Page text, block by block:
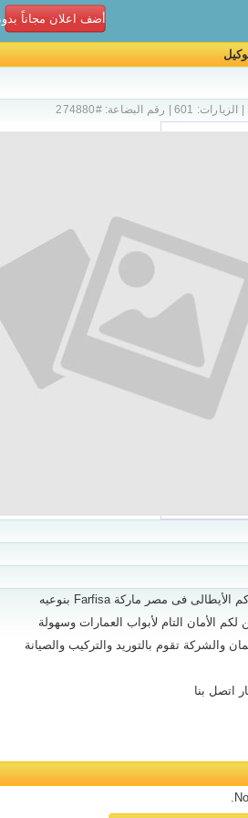
أضف اعلان مجاناً
شركة IBC الوكيل الوحيد للإنتركم الأيطالى فى مصر ماركة Farfisa بنوعيه
الأمان التام لأبواب العمارات وسهولة
والشركة تقوم بالتوريد والتركيب والصيانة
اتصل بنا